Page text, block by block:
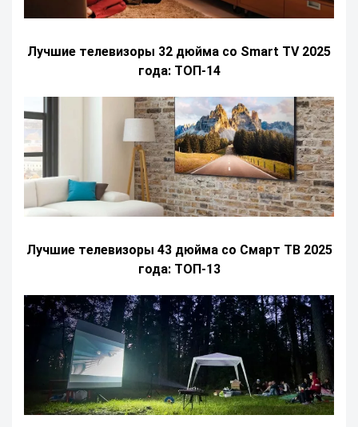
Лучшие телевизоры 32 дюйма со Smart TV 2025
года: ТОП-14
Лучшие телевизоры 43 дюйма со Смарт ТВ 2025
года: ТОП-13